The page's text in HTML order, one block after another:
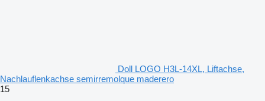
Doll LOGO H3L-14XL, Liftachse,
Nachlauflenkachse semirremolque maderero
15